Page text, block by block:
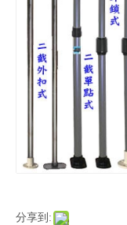
分享到: